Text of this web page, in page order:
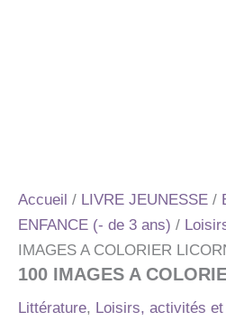
Accueil / LIVRE JEUNESSE /
ENFANCE (- de 3 ans) /
IMAGES A COLORIER
100 IMAGES A
Littérature, Loisirs, activités et